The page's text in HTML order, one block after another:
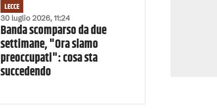
30 luglio 2026, 11:24
LECCE
Banda scomparso da due
settimane, "Ora siamo
preoccupati": cosa sta
succedendo